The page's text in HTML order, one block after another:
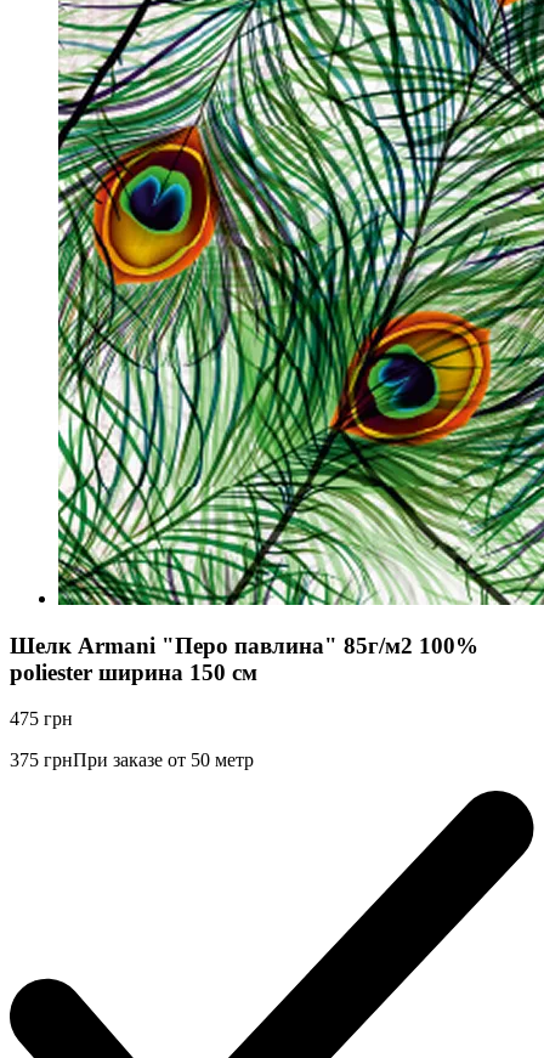
Шелк Armani "Перо павлина" 85г/м2 100%
poliester ширина 150 см
475 грн
375 грнПри заказе от 50 метр